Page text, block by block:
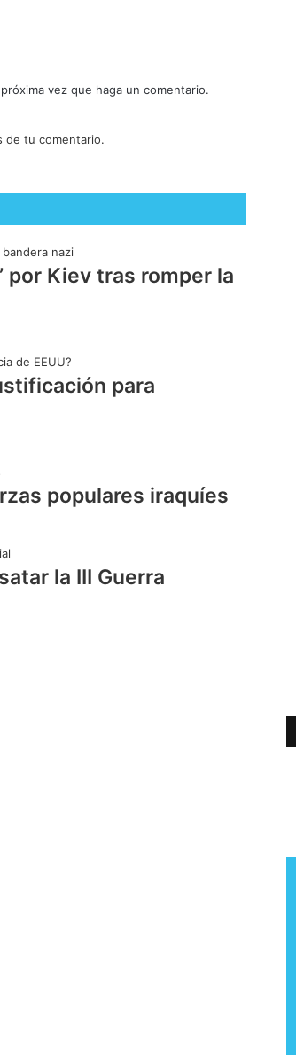
vez que haga un comentario.
de tu comentario.
por Kiev tras romper la
para
populares iraquíes
la III Guerra